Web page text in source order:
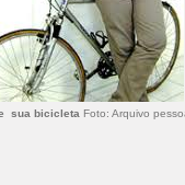
sua bicicleta Foto: Arquivo